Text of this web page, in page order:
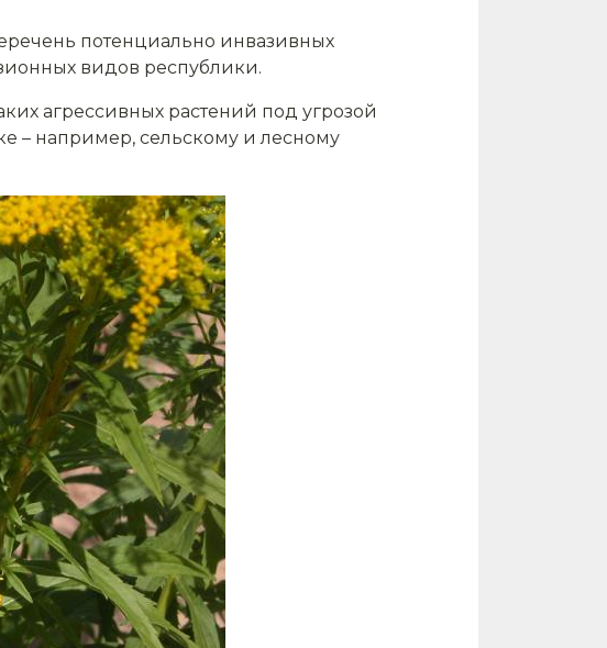
потенциально инвазивных
видов республики.
агрессивных растений под угрозой
– например, сельскому и лесному